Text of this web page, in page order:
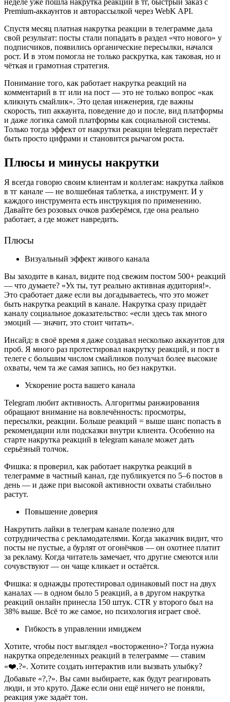
Premium-аккаунтов и авторассылкой через WebK API.
Спустя месяц платная накрутка реакции в телеграмме дала
свой результат: посты стали попадать в раздел «что нового» у
подписчиков, появились органические пересылки, начался
рост. И в этом помогла не только раскрутка, как таковая, но и
чёткая и грамотная стратегия.
Понимание того, как работает накрутка реакций на
комментарий в тг или на пост — это не только вопрос «как
кликнуть смайлик». Это целая инженерия, где важны
скорость, тип аккаунта, поведение до и после, вид платформы
и даже логика самой платформы как социальной системы.
Только тогда эффект от накрутки реакции telegram перестаёт
быть просто цифрами и становится рычагом роста.
Плюсы и минусы накрутки
Я всегда говорю своим клиентам и коллегам: накрутка лайков
в тг канале — не волшебная таблетка, а инструмент. И у
каждого инструмента есть инструкция по применению.
Давайте без розовых очков разберёмся, где она реально
работает, а где может навредить.
Плюсы
Визуальный эффект живого канала
Вы заходите в канал, видите под свежим постом 500+ реакций
— что думаете? «Ух ты, тут реально активная аудитория!».
Это сработает даже если вы догадываетесь, что это может
быть накрутка реакций в канале. Накрутка сразу придаёт
каналу социальное доказательство: «если здесь так много
эмоций — значит, это стоит читать».
Инсайд: в своё время я даже создавал несколько аккаунтов для
проб. Я много раз протестировал накрутку реакций, и пост в
телеге с большим числом смайликов получал более высокие
охваты, чем та же самая запись, но без накрутки.
Ускорение роста вашего канала
Telegram любит активность. Алгоритмы ранжирования
обращают внимание на вовлечённость: просмотры,
пересылки, реакции. Больше реакций = выше шанс попасть в
рекомендации или подсказки внутри клиента. Особенно на
старте накрутка реакций в telegram канале может дать
серьёзный толчок.
Фишка: я проверил, как работает накрутка реакций в
телеграмме в частный канал, где публикуется по 5–6 постов в
день — и даже при высокой активности охваты стабильно
растут.
Повышение доверия
Накрутить лайки в телеграм канале полезно для
сотрудничества с рекламодателями. Когда заказчик видит, что
посты не пустые, а бурлят от огонёчков — он охотнее платит
за рекламу. Когда читатель замечает, что другие смеются или
сочувствуют — он чаще кликает и остаётся.
Фишка: я однажды протестировал одинаковый пост на двух
каналах — в одном было 5 реакций, а в другом накрутка
реакций онлайн принесла 150 штук. CTR у второго был на
38% выше. Всё то же самое, но психология играет своё.
Гибкость в управлении имиджем
Хотите, чтобы пост выглядел «восторженно»? Тогда нужна
накрутка определенных реакций в телеграмме — ставим
«❤️,?». Хотите создать интерактив или вызвать улыбку?
Добавьте «?,?». Вы сами выбираете, как будут реагировать
люди, и это круто. Даже если они ещё ничего не поняли,
реакция уже задаёт тон.